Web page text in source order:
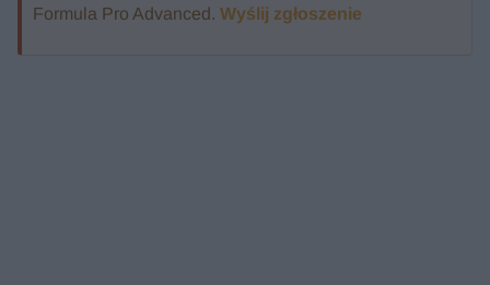
Formula Pro Advanced. Wyślij zgłoszenie